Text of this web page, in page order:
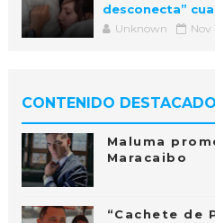
desconecta”
Unknown Nov
CONTENIDO DESTACADO
Maluma
Maracaibo
“Cachete de